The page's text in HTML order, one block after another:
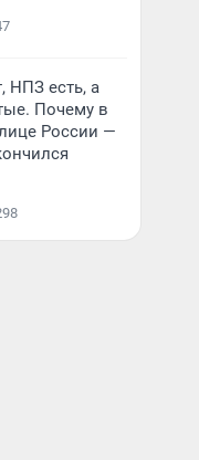
НПЗ есть, а
Почему в
России —